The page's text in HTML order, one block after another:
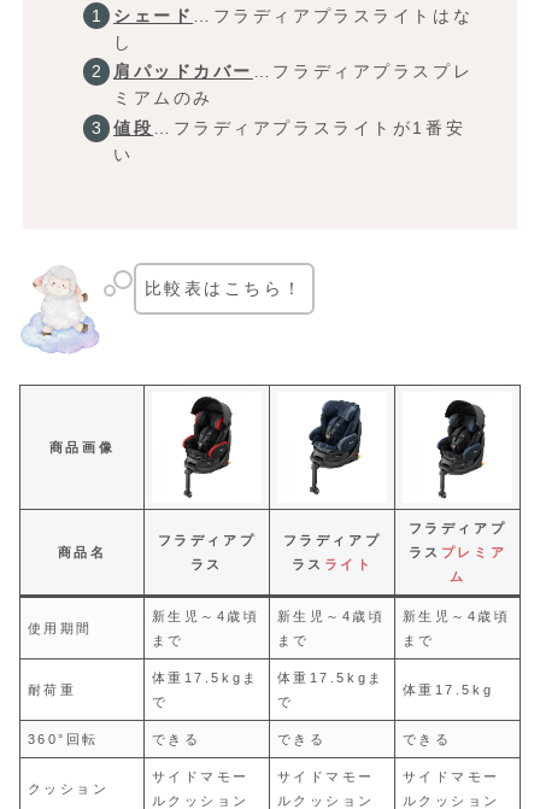
シェード
…フラディアプラスライトはな
し
肩パッドカバー …フラディアプラスプレ
ミアムのみ
値段 …フラディアプラスライトが1番安
い
比較表はこちら！
商品画像
商品名
フラディアプ
ラス
フラディアプ
ラス ライト
フラディアプ
ラス プレミア
ム
使用期間
新生児～4歳頃
まで
新生児～4歳頃
まで
新生児～4歳頃
まで
耐荷重
体重17.5kgま
で
体重17.5kgま
で
体重17.5kg
360°回転 できる できる できる
クッション
サイドマモー
ルクッション
サイドマモー
ルクッション
サイドマモー
ルクッション